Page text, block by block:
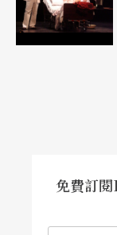
免費訂